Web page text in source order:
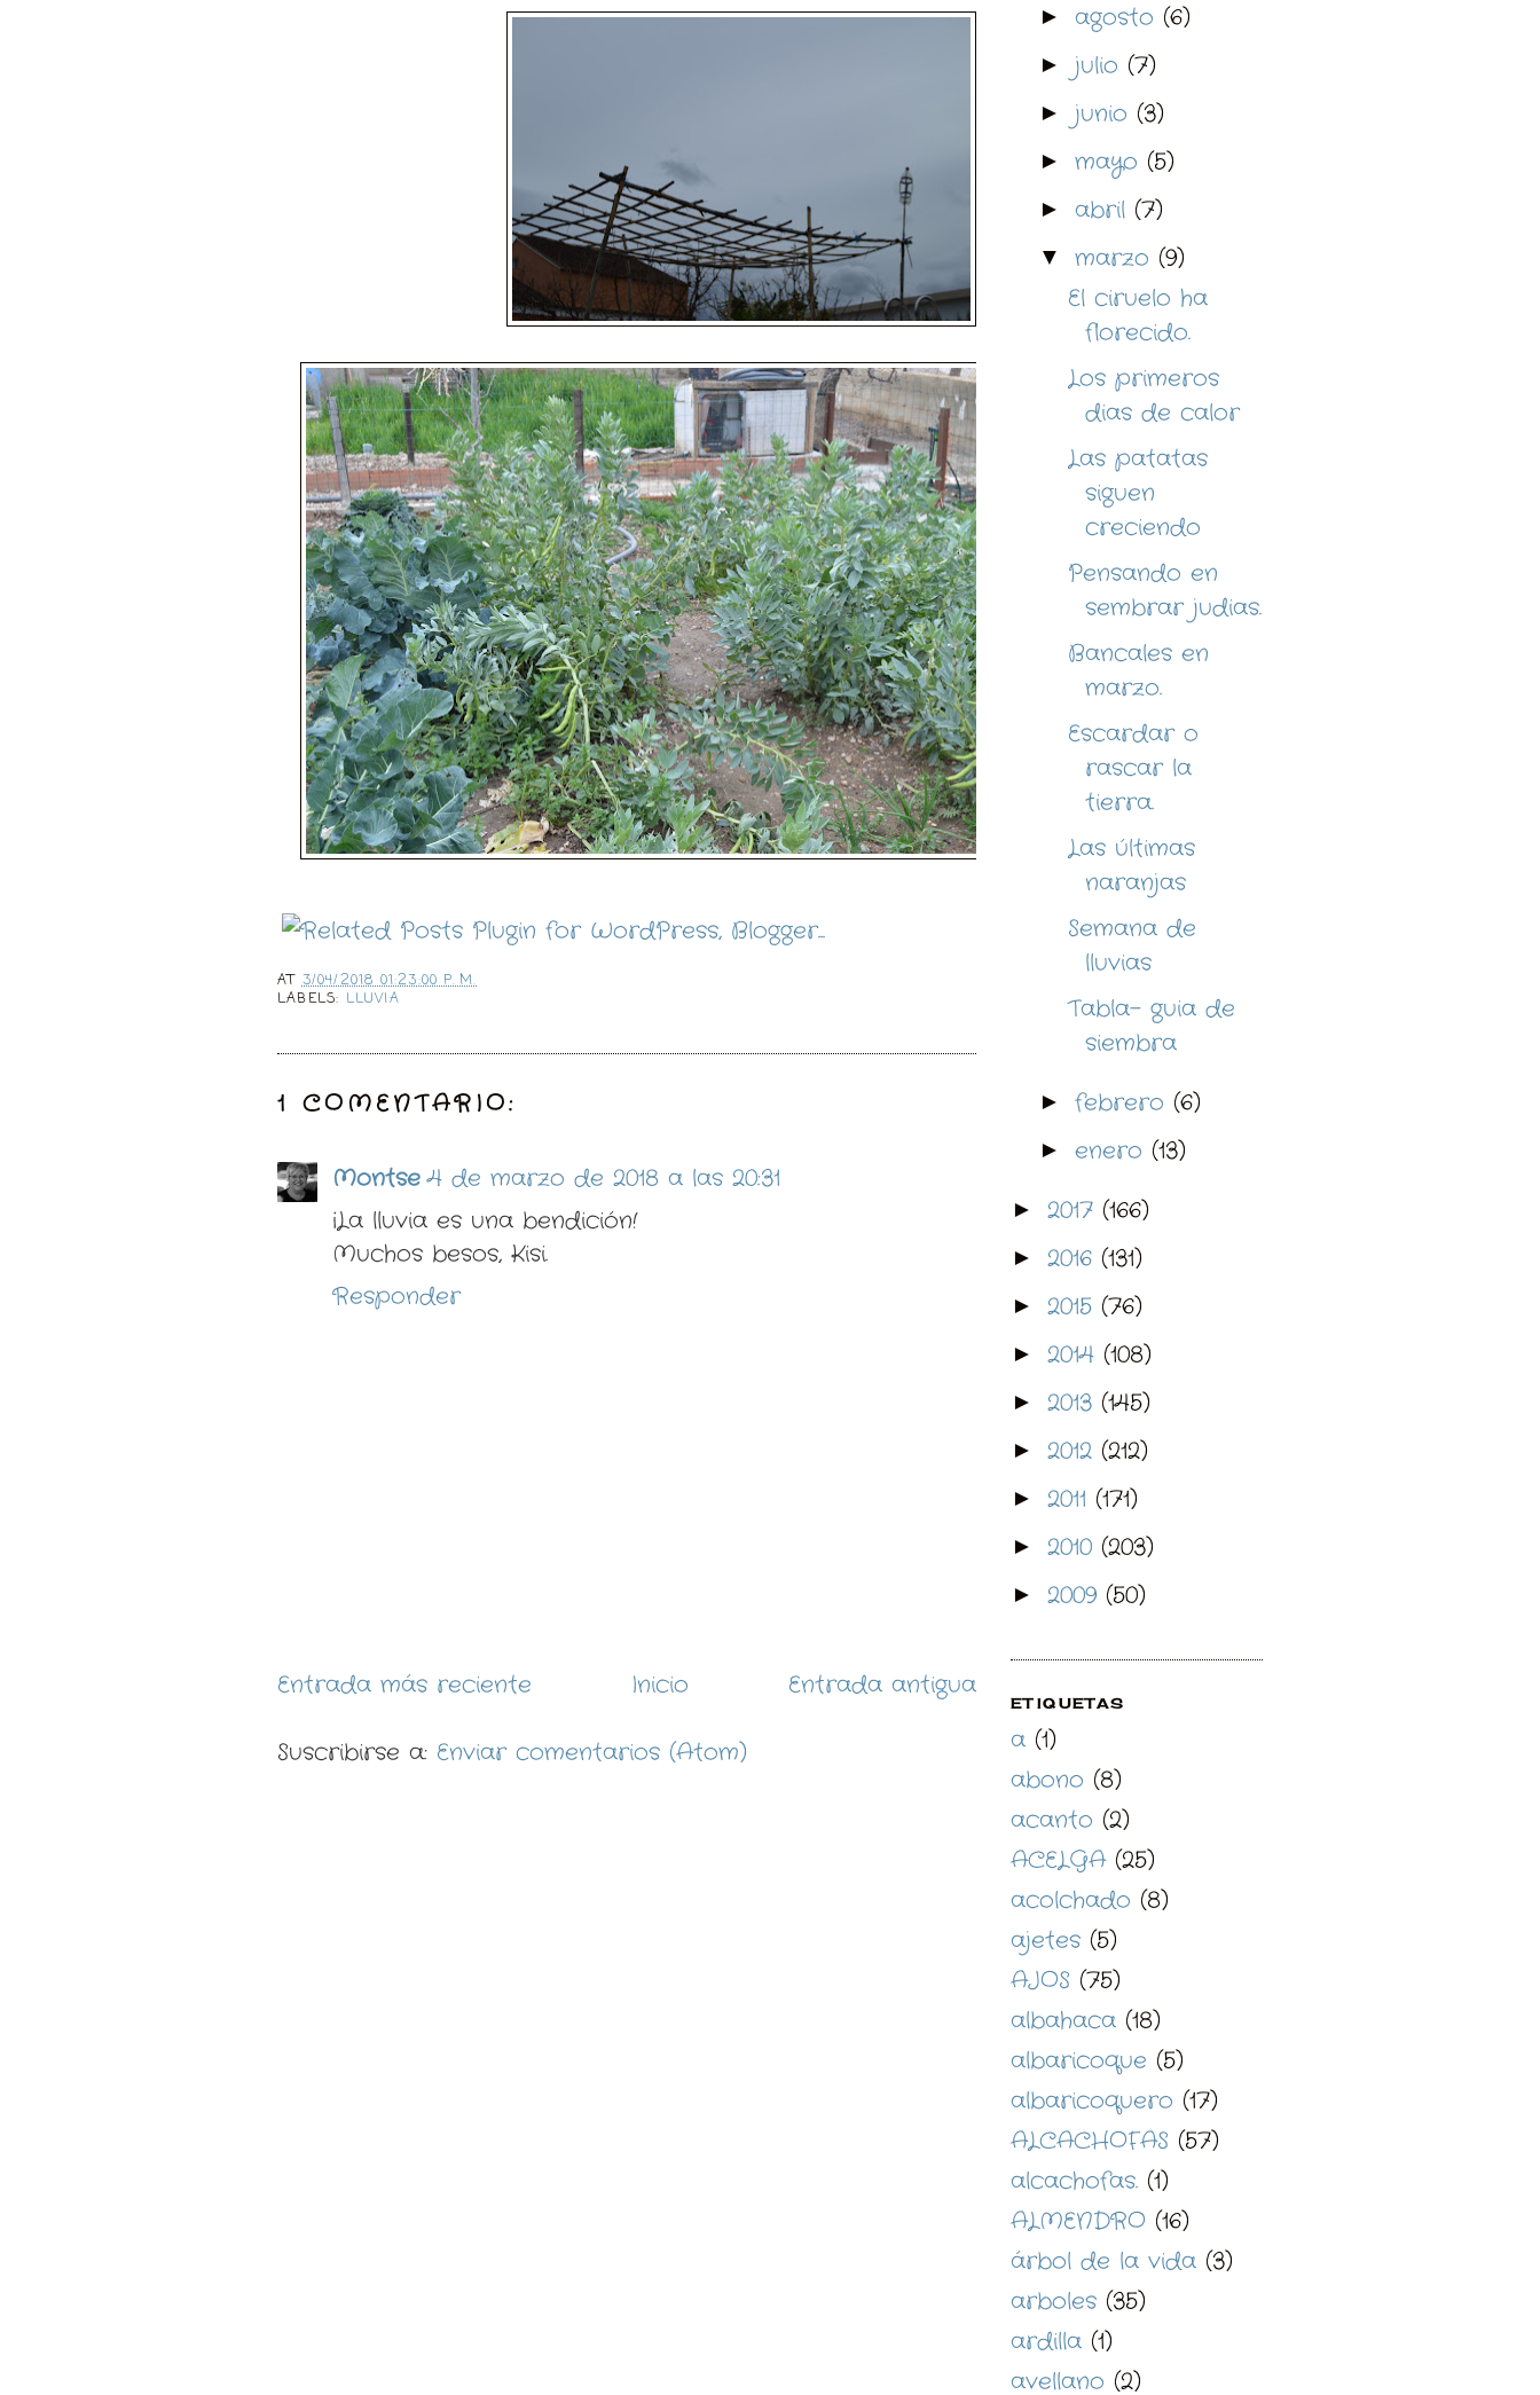
AT3/04/2018 01:23:00 P. M.
LABELS: LLUVIA
1 COMENTARIO:
Montse 4 de marzo de 2018 a las 20:31
¡La lluvia es una bendición!
Muchos besos, Kisi.
Responder
Entrada más reciente Entrada antigua
Inicio
Suscribirse a: Enviar comentarios (Atom)
► agosto (6)
► julio (7)
► junio (3)
► mayo (5)
► abril (7)
▼ marzo (9)
El ciruelo ha
florecido.
Los primeros
dias de calor
Las patatas
siguen
creciendo
Pensando en
sembrar judias.
Bancales en
marzo.
Escardar o
rascar la
tierra.
Las últimas
naranjas
Semana de
lluvias
Tabla- guia de
siembra
► febrero (6)
► enero (13)
► 2017 (166)
► 2016 (131)
► 2015 (76)
► 2014 (108)
► 2013 (145)
► 2012 (212)
► 2011 (171)
► 2010 (203)
► 2009 (50)
ETIQUETAS
a (1)
abono (8)
acanto (2)
ACELGA (25)
acolchado (8)
ajetes (5)
AJOS (75)
albahaca (18)
albaricoque (5)
albaricoquero (17)
ALCACHOFAS (57)
alcachofas. (1)
ALMENDRO (16)
árbol de la vida (3)
arboles (35)
ardilla (1)
avellano (2)